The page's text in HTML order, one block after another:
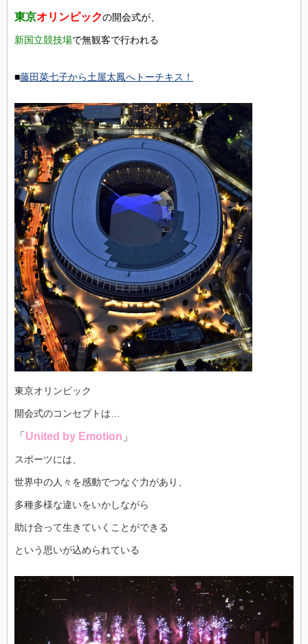
東京オリンピックの開会式が、
新国立競技場で無観客で行われる
■藤田菜七子から土屋太鳳へトーチキス！
東京オリンピック
開会式のコンセプトは…
「 United by Emotion 」
スポーツには、
世界中の人々を感動でつなぐ力があり、
多種多様な違いをいかしながら
助け合って生きていくことができる
という思いが込められている